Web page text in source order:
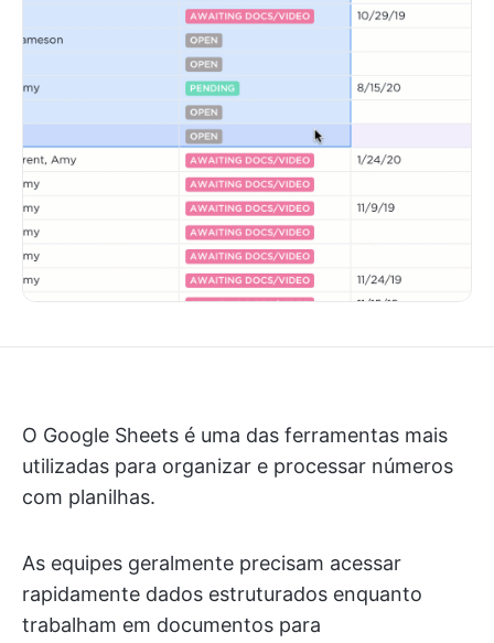
O Google Sheets é uma das ferramentas mais
utilizadas para organizar e processar números
com planilhas.
As equipes geralmente precisam acessar
rapidamente dados estruturados enquanto
trabalham em documentos para